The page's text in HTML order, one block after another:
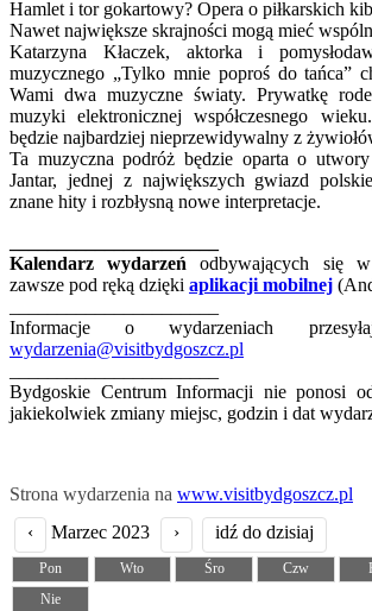
Hamlet i tor gokartowy? Opera o piłkarskich
Nawet największe skrajności mogą mieć
Katarzyna Kłaczek, aktorka i
muzycznego „Tylko mnie poproś do tańca”
Wami dwa muzyczne światy. Prywatkę
muzyki elektronicznej współczesnego
będzie najbardziej nieprzewidywalny z
Ta muzyczna podróż będzie oparta o
Jantar, jednej z największych gwiazd
znane hity i rozbłysną nowe interpretacje.
Kalendarz wydarzeń odbywających się
zawsze pod ręką dzięki aplikacji mobilnej
Informacje o wydarzeniach
wydarzenia@visitbydgoszcz.pl
Bydgoskie Centrum Informacji nie ponosi
jakiekolwiek zmiany miejsc, godzin i dat
Strona wydarzenia na www.visitbydgoszcz.pl
‹
Marzec 2023 › idź do dzisiaj
Pon Wto Śro Czw
Nie